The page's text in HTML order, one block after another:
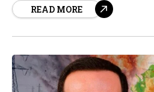
Bretón, quien ocupó el cargo
READ MORE